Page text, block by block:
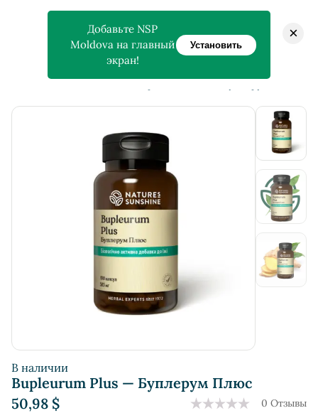
> >
В наличии
Bupleurum Plus — Буплерум Плюс
50,98 $ 0 Отзывы
Добавьте NSP
Moldova на главный
экран!
Установить
×